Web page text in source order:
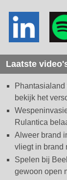
Laatste
bekijk het
Rulantica
Alweer brand
vliegt in brand
Spelen bij
gewoon open